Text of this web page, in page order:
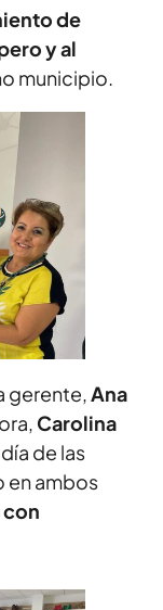
de
y al
municipio.
gerente,Ana
Carolina
de las
en ambos
con